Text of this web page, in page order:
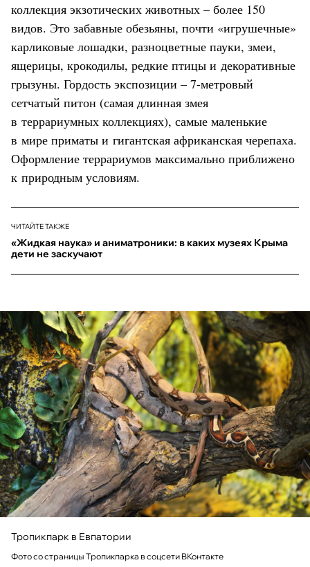
коллекция экзотических животных – более 150
видов. Это забавные обезьяны, почти «игрушечные»
карликовые лошадки, разноцветные пауки, змеи,
ящерицы, крокодилы, редкие птицы и декоративные
грызуны. Гордость экспозиции – 7-метровый
сетчатый питон (самая длинная змея
в террариумных коллекциях), самые маленькие
в мире приматы и гигантская африканская черепаха.
Оформление террариумов максимально приближено
к природным условиям.
ЧИТАЙТЕ ТАКЖЕ
«Жидкая наука» и аниматроники: в каких музеях Крыма
дети не заскучают
Тропикпарк в Евпатории
Фото со страницы Тропикпарка в соцсети ВКонтакте